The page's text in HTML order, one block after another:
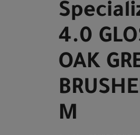
4.0
OAK
M